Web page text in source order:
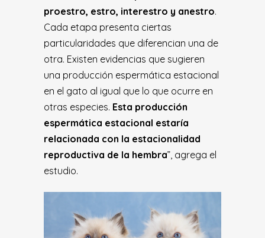
proestro, estro, interestro y anestro.
Cada etapa presenta ciertas
particularidades que diferencian una de
otra. Existen evidencias que sugieren
una producción espermática estacional
en el gato al igual que lo que ocurre en
otras especies. Esta producción
espermática estacional estaría
relacionada con la estacionalidad
reproductiva de la hembra”, agrega el
estudio.